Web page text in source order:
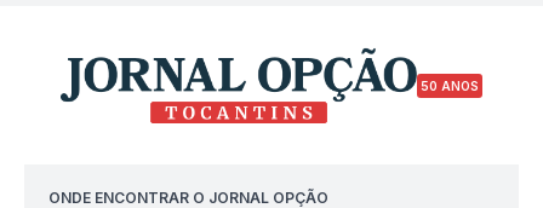
50 ANOS
ONDE ENCONTRAR O JORNAL OPÇÃO